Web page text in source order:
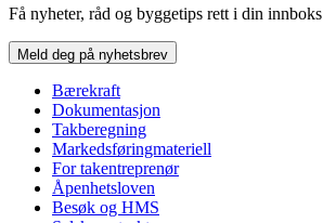
Få nyheter, råd og byggetips rett i din innboks
Meld deg på nyhetsbrev
Bærekraft
Dokumentasjon
Takberegning
Markedsføringmateriell
For takentreprenør
Åpenhetsloven
Besøk og HMS